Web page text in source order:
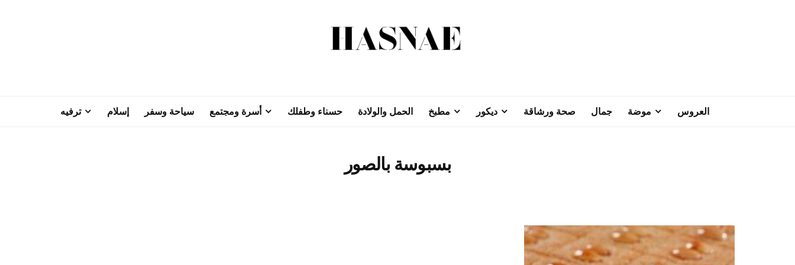
العروس موضة جمال صحة ورشاقة ديكور مطبخ الحمل والولادة حسناء وطفلك أسرة ومجتمع سياحة وسفر إسلام ترفيه
بسبوسة بالصور